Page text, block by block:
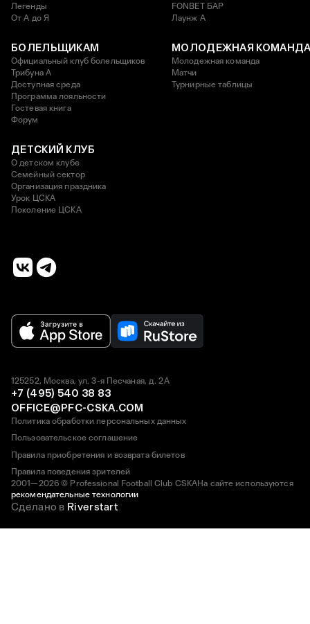
Легенды
От А до Я
FONBET БАР
Лаунж A
БОЛЕЛЬЩИКАМ
Официальный клуб болельщиков
Трибуна А
Доступная среда
Программа лояльности
Гостевая книга
Форум
МОЛОДЕЖНАЯ
Молодежная команда
Матчи
Турнирные таблицы
ДЕТСКИЙ КЛУБ
О детском клубе
Семейный сектор
Организация праздника
Урок ЦСКА
Поколение ЦСКА
2001—2026 © Professional Football Club CSKAНа сайте используются
рекомендательные технологии
125252, Москва, ул. 3-я Песчаная, д. 2А
+7 (495) 540 38 83
OFFICE@PFC-CSKA.COM
Политика обработки персональных данных
Пользовательское соглашение
Правила приобретения и возврата билетов
Правила поведения зрителей
Сделано в Riverstart